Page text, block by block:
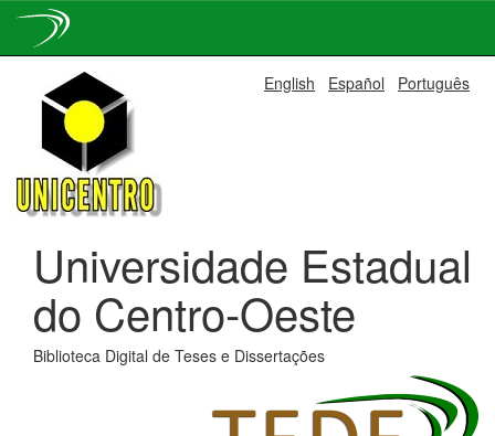
navigation
English Español Português
Universidade Estadual
do Centro-Oeste
Biblioteca Digital de Teses e Dissertações